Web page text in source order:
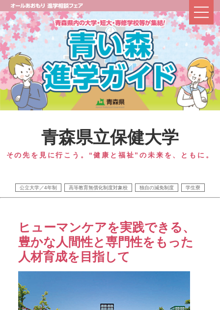
青森県立保健大学
その先を見に行こう。“健康と福祉”の未来を、ともに。
公立大学／4年制 高等教育無償化制度対象校 独自の減免制度 学生寮
ヒューマンケアを実践できる、
豊かな人間性と専門性をもった
人材育成を目指して